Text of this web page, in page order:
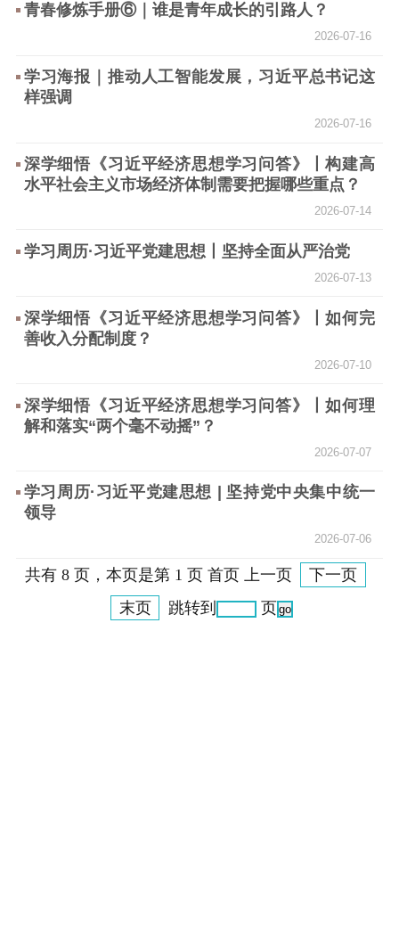
青春修炼手册⑥｜谁是青年成长的引路人？
2026-07-16
学习海报｜推动人工智能发展，习近平总书记这
样强调
2026-07-16
深学细悟《习近平经济思想学习问答》丨构建高
水平社会主义市场经济体制需要把握哪些重点？
2026-07-14
学习周历·习近平党建思想丨坚持全面从严治党
2026-07-13
深学细悟《习近平经济思想学习问答》丨如何完
善收入分配制度？
2026-07-10
深学细悟《习近平经济思想学习问答》丨如何理
解和落实“两个毫不动摇”？
2026-07-07
学习周历·习近平党建思想 | 坚持党中央集中统一
领导
2026-07-06
共有 8 页，本页是第 1 页 首页 上一页
下一页
末页
跳转到 页